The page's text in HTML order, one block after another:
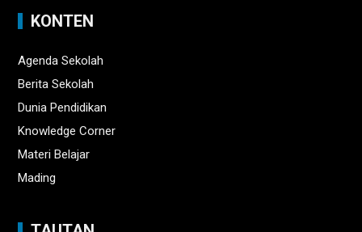
KONTEN
Agenda Sekolah
Berita Sekolah
Dunia Pendidikan
Knowledge Corner
Materi Belajar
Mading